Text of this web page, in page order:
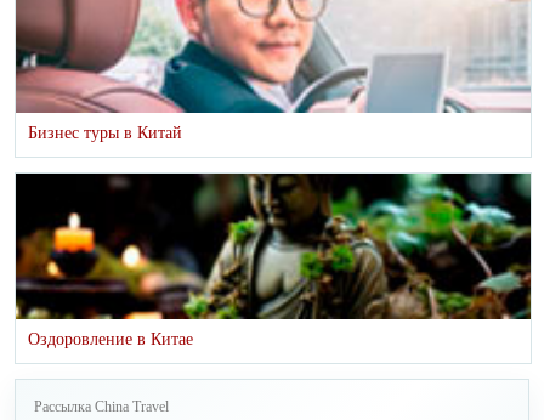
Бизнес туры в Китай
Оздоровление в Китае
Рассылка China Travel